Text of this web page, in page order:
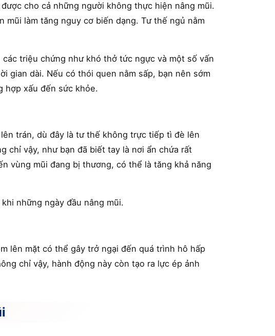
cho cả những người không thực hiện nâng mũi.
mũi làm tăng nguy cơ biến dạng. Tư thế ngủ nằm
triệu chứng như khó thở tức ngực và một số vấn
gian dài. Nếu có thói quen nằm sấp, bạn nên sớm
hợp xấu đến sức khỏe.
trán, dù đây là tư thế không trực tiếp tì đè lên
chỉ vậy, như bạn đã biết tay là nơi ẩn chứa rất
vùng mũi đang bị thương, có thể là tăng khả năng
những ngày đầu nâng mũi.
lên mặt có thể gây trở ngại đến quá trình hô hấp
chỉ vậy, hành động này còn tạo ra lực ép ảnh